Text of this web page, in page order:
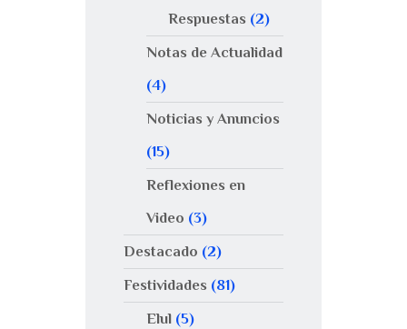
Respuestas (2)
Notas de Actualidad
(4)
Noticias y Anuncios
(15)
Reflexiones en
Video (3)
Destacado (2)
Festividades (81)
Elul(5)